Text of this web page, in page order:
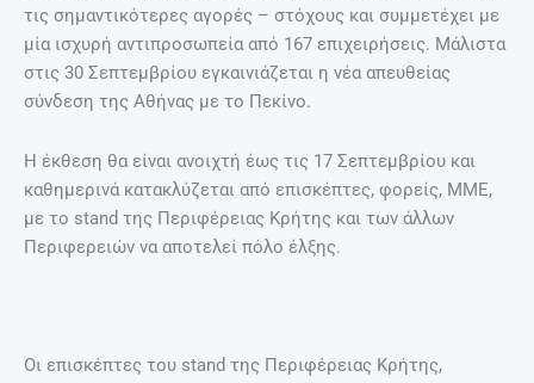
τις σημαντικότερες αγορές – στόχους και συμμετέχει με
μία ισχυρή αντιπροσωπεία από 167 επιχειρήσεις. Μάλιστα
στις 30 Σεπτεμβρίου εγκαινιάζεται η νέα απευθείας
σύνδεση της Αθήνας με το Πεκίνο.
Η έκθεση θα είναι ανοιχτή έως τις 17 Σεπτεμβρίου και
καθημερινά κατακλύζεται από επισκέπτες, φορείς, ΜΜΕ,
με το stand της Περιφέρειας Κρήτης και των άλλων
Περιφερειών να αποτελεί πόλο έλξης.
Οι επισκέπτες του stand της Περιφέρειας Κρήτης,